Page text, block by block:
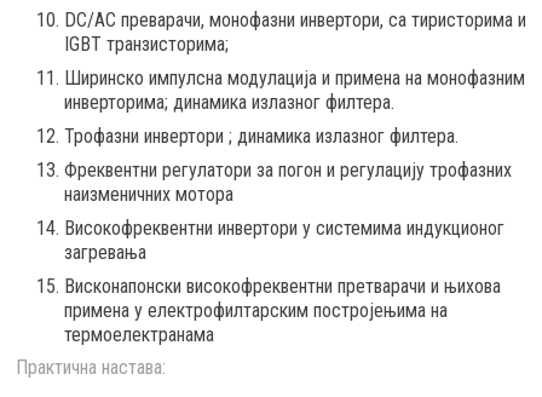
DC/АC преварачи, монофазни инвертори, са тиристорима и
IGBT транзисторима;
Ширинско импулсна модулација и примена на монофазним
инверторима; динамика излазног филтера.
Трофазни инвертори ; динамика излазног филтера.
Фреквентни регулатори за погон и регулацију трофазних
наизменичних мотора
Високофреквентни инвертори у системима индукционог
загревања
Висконапонски високофреквентни претварачи и њихова
примена у електрофилтарским постројењима на
термоелектранама
Практична настава: